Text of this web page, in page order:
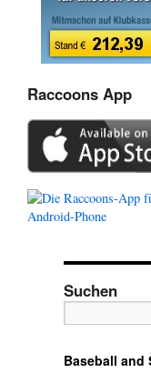
Raccoons App
Suchen
Baseball